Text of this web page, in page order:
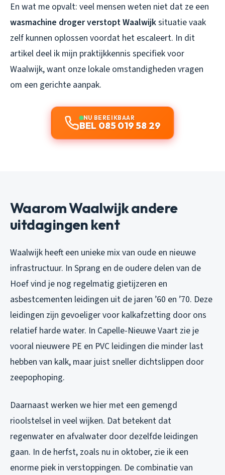
En wat me opvalt: veel mensen weten niet dat ze een
wasmachine droger verstopt Waalwijksituatie vaak
zelf kunnen oplossen voordat het escaleert. In dit
artikel deel ik mijn praktijkkennis specifiek voor
Waalwijk, want onze lokale omstandigheden vragen
om een gerichte aanpak.
NU BEREIKBAAR
BEL 085 019 58 29
Waarom Waalwijk andere
uitdagingen kent
Waalwijk heeft een unieke mix van oude en nieuwe
infrastructuur. In Sprang en de oudere delen van de
Hoef vind je nog regelmatig gietijzeren en
asbestcementen leidingen uit de jaren ’60 en ’70. Deze
leidingen zijn gevoeliger voor kalkafzetting door ons
relatief harde water. In Capelle-Nieuwe Vaart zie je
vooral nieuwere PE en PVC leidingen die minder last
hebben van kalk, maar juist sneller dichtslippen door
zeepophoping.
Daarnaast werken we hier met een gemengd
rioolstelsel in veel wijken. Dat betekent dat
regenwater en afvalwater door dezelfde leidingen
gaan. In de herfst, zoals nu in oktober, zie ik een
enorme piek in verstoppingen. De combinatie van